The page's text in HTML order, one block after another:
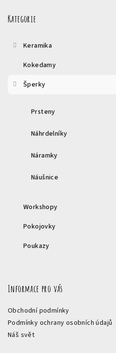
Kategorie
Keramika
Kokedamy
Šperky
Prsteny
Náhrdelníky
Náramky
Náušnice
Workshopy
Pokojovky
Poukazy
Informace pro vás
Obchodní podmínky
Podmínky ochrany osobních údajů
Náš svět